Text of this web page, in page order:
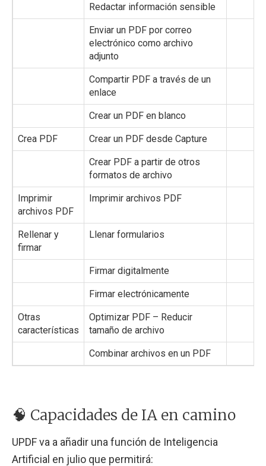
Redactar información sensible
Enviar un PDF por correo
electrónico como archivo
adjunto
Compartir PDF a través de un
enlace
Crear un PDF en blanco
Crea PDF Crear un PDF desde Capture
Crear PDF a partir de otros
formatos de archivo
Imprimir
archivos PDF
Imprimir archivos PDF
Rellenar y
firmar
Llenar formularios
Firmar digitalmente
Firmar electrónicamente
Otras
características
Optimizar PDF – Reducir
tamaño de archivo
Combinar archivos en un PDF
🧠 Capacidades de IA en camino
UPDF va a añadir una función de Inteligencia
Artificial en julio que permitirá: